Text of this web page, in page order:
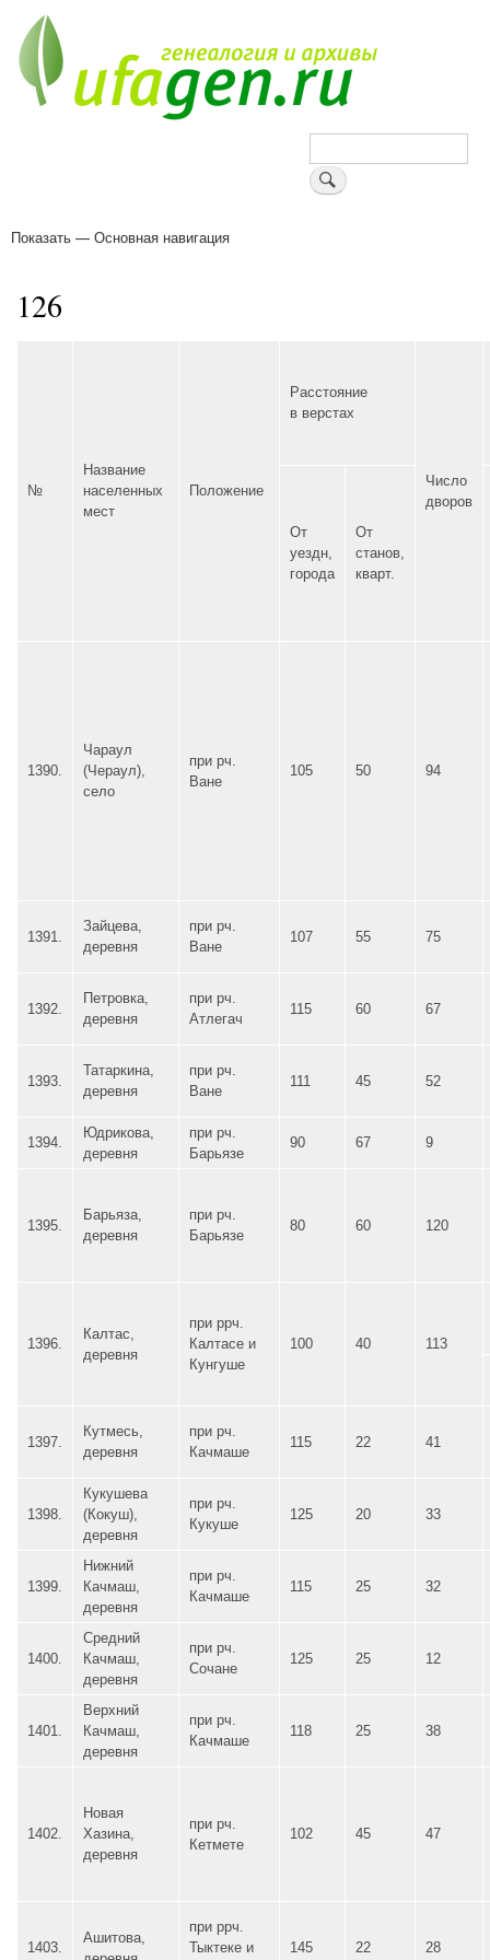
основному
содержанию
Поиск
Основная
Показать — Основная навигация
126
№
Название
населенных
мест
Положение
Расстояние
в верстах
Число
дворов
От
уездн,
города
От
станов,
кварт.
1390.
Чараул
(Чераул),
село
при рч.
Ване
105 50 94
1391.
Зайцева,
деревня
при рч.
Ване
107 55 75
1392.
Петровка,
деревня
при рч.
Атлегач
115 60 67
1393.
Татаркина,
деревня
при рч.
Ване
111 45 52
1394.
Юдрикова,
деревня
при рч.
Барьязе
90 67 9
1395.
Барьяза,
деревня
при рч.
Барьязе
80 60 120
1396.
Калтас,
деревня
при ррч.
Калтасе и
Кунгуше
100 40 113
1397.
Кутмесь,
деревня
при рч.
Качмаше
115 22 41
1398.
Кукушева
(Кокуш),
деревня
при рч.
Кукуше
125 20 33
1399.
Нижний
Качмаш,
деревня
при рч.
Качмаше
115 25 32
1400.
Средний
Качмаш,
деревня
при рч.
Сочане
125 25 12
1401.
Верхний
Качмаш,
деревня
при рч.
Качмаше
118 25 38
1402.
Новая
Хазина,
деревня
при рч.
Кетмете
102 45 47
1403.
Ашитова,
при ррч.
Тыктеке и
145 22 28